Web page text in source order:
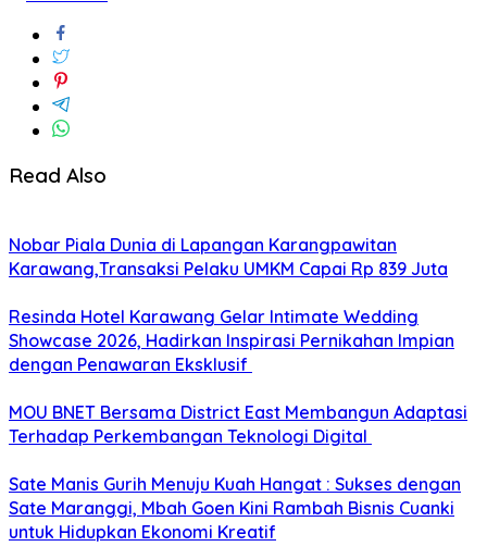
Read Also
Nobar Piala Dunia di Lapangan Karangpawitan
Karawang,Transaksi Pelaku UMKM Capai Rp 839 Juta
Resinda Hotel Karawang Gelar Intimate Wedding
Showcase 2026, Hadirkan Inspirasi Pernikahan Impian
dengan Penawaran Eksklusif
MOU BNET Bersama District East Membangun Adaptasi
Terhadap Perkembangan Teknologi Digital
Sate Manis Gurih Menuju Kuah Hangat : Sukses dengan
Sate Maranggi, Mbah Goen Kini Rambah Bisnis Cuanki
untuk Hidupkan Ekonomi Kreatif